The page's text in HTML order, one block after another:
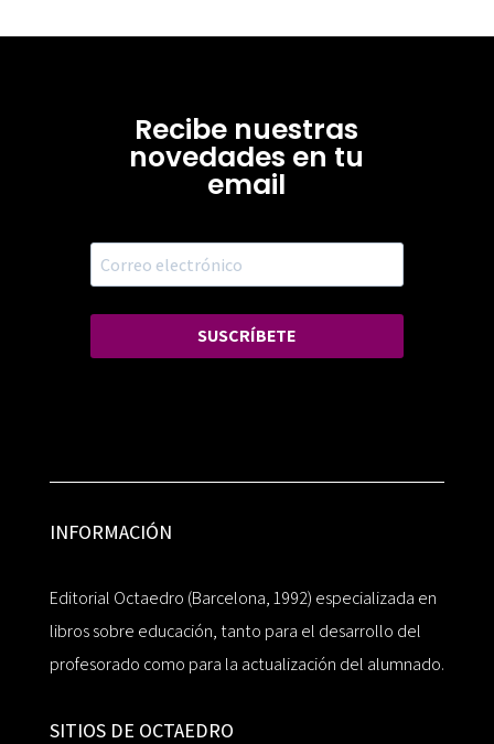
Recibe nuestras
novedades en tu
email
SUSCRÍBETE
INFORMACIÓN
Editorial Octaedro (Barcelona, 1992) especializada en
libros sobre educación, tanto para el desarrollo del
profesorado como para la actualización del alumnado.
SITIOS DE OCTAEDRO